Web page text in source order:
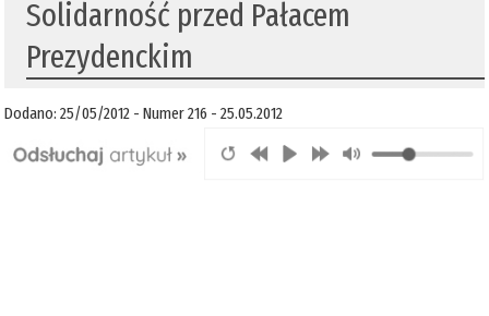
Solidarność przed Pałacem
Prezydenckim
Dodano: 25/05/2012 - Numer 216 - 25.05.2012